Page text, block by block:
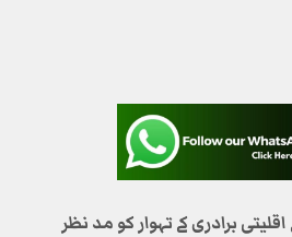
برادری کے تہوار کو مد نظر